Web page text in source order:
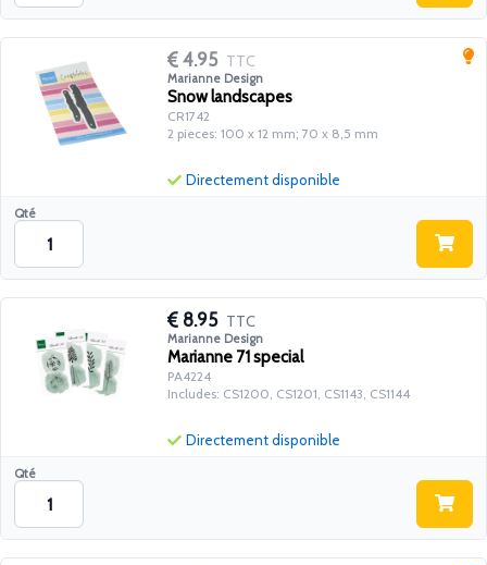
4.95 TTC
Marianne Design
Snow landscapes
CR1742
2 pieces: 100 x 12 mm; 70 x 8,5 mm
Qté
Directement disponible
8.95 TTC
Marianne Design
Marianne 71 special
PA4224
Includes: CS1200, CS1201, CS1143, CS1144
Qté
Directement disponible